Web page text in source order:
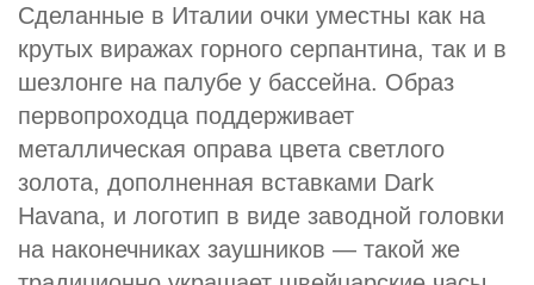
Сделанные в Италии очки уместны как на
крутых виражах горного серпантина, так и в
шезлонге на палубе у бассейна. Образ
первопроходца поддерживает
металлическая оправа цвета светлого
золота, дополненная вставками Dark
Havana, и логотип в виде заводной головки
на наконечниках заушников — такой же